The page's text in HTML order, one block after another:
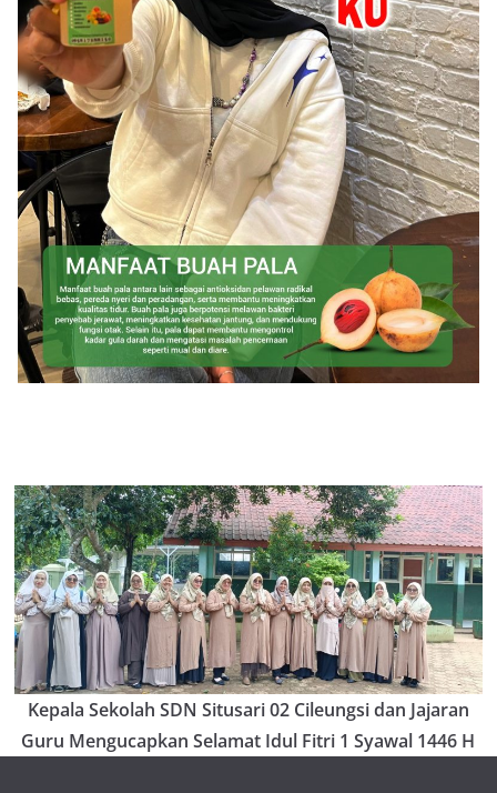
Kepala Sekolah SDN Situsari 02 Cileungsi dan Jajaran
Guru Mengucapkan Selamat Idul Fitri 1 Syawal 1446 H